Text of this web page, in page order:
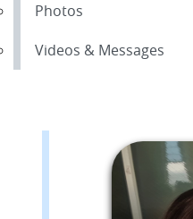
Photos
Videos & Messages